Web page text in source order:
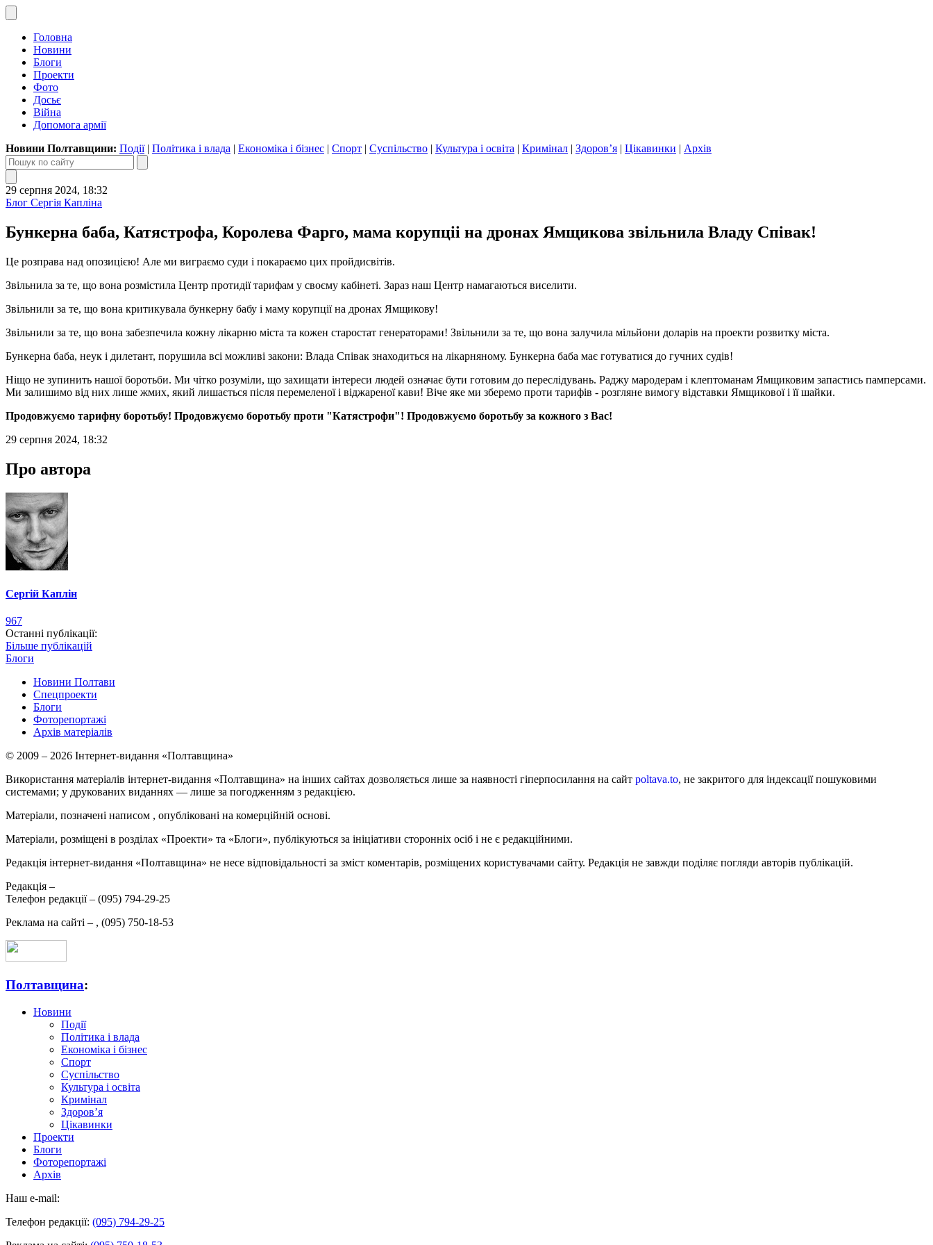
Головна
Новини
Блоги
Проекти
Фото
Досьє
Війна
Допомога армії
Новини Полтавщини: Події| Політика і влада | Економіка і бізнес | Спорт | Суспільство | Культура і освіта | Кримінал | Здоров’я | Цікавинки | Архів
29 серпня 2024, 18:32
Блог Сергія Капліна
Бункерна баба, Катястрофа, Королева Фарго, мама корупціі на дронах Ямщикова звільнила Владу Співак!
Це розправа над опозицією! Але ми виграємо суди і покараємо цих пройдисвітів.
Звільнила за те, що вона розмістила Центр протидії тарифам у своєму кабінеті. Зараз наш Центр намагаються виселити.
Звільнили за те, що вона критикувала бункерну бабу і маму корупції на дронах Ямщикову!
Звільнили за те, що вона забезпечила кожну лікарню міста та кожен старостат генераторами! Звільнили за те, що вона залучила мільйони доларів на проекти розвитку міста.
Бункерна баба, неук і дилетант, порушила всі можливі закони: Влада Співак знаходиться на лікарняному. Бункерна баба має готуватися до гучних судів!
Ніщо не зупинить нашої боротьби. Ми чітко розуміли, що захищати інтереси людей означає бути готовим до переслідувань. Раджу мародерам і клептоманам Ямщиковим запастись памперсами.
Ми залишимо від них лише жмих, який лишається після перемеленої і віджареної кави! Віче яке ми зберемо проти тарифів - розгляне вимогу відставки Ямщикової і її шайки.
Продовжуємо тарифну боротьбу! Продовжуємо боротьбу проти "Катястрофи"! Продовжуємо боротьбу за кожного з Вас!
29 серпня 2024, 18:32
Про автора
Сергій Каплін
967
Останні публікації:
Більше публікацій
Блоги
Новини Полтави
Спецпроекти
Блоги
Фоторепортажі
Архів матеріалів
© 2009 – 2026 Інтернет-видання «Полтавщина»
Використання матеріалів інтернет-видання «Полтавщина» на інших сайтах дозволяється лише за наявності гіперпосилання на сайт poltava.to, не закритого для індексації пошуковими
системами; у друкованих виданнях — лише за погодженням з редакцією.
Матеріали, позначені написом , опубліковані на комерційній основі.
Матеріали, розміщені в розділах «Проекти» та «Блоги», публікуються за ініціативи сторонніх осіб і не є редакційними.
Редакція інтернет-видання «Полтавщина» не несе відповідальності за зміст коментарів, розміщених користувачами сайту. Редакція не завжди поділяє погляди авторів публікацій.
Редакція –
Телефон редакції – (095) 794-29-25
Реклама на сайті – , (095) 750-18-53
Полтавщина:
Новини
Події
Політика і влада
Економіка і бізнес
Спорт
Суспільство
Культура і освіта
Кримінал
Здоров’я
Цікавинки
Проекти
Блоги
Фоторепортажі
Архів
Наш e-mail:
Телефон редакції: (095) 794-29-25